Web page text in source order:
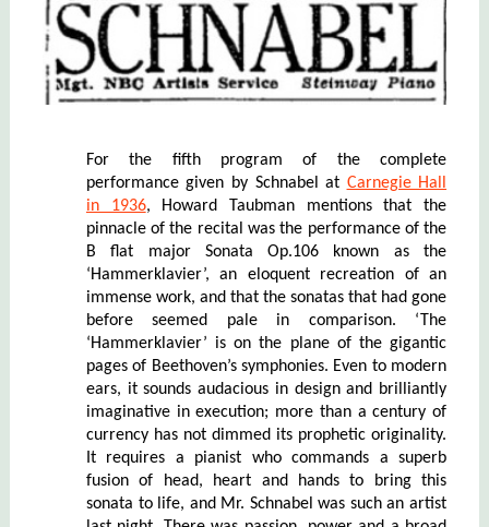
For the fifth program of the complete
performance given by Schnabel at Carnegie Hall
in 1936, Howard Taubman mentions that the
pinnacle of the recital was the performance of the
B flat major Sonata Op.106 known as the
‘Hammerklavier’, an eloquent recreation of an
immense work, and that the sonatas that had gone
before seemed pale in comparison. ‘The
‘Hammerklavier’ is on the plane of the gigantic
pages of Beethoven’s symphonies. Even to modern
ears, it sounds audacious in design and brilliantly
imaginative in execution; more than a century of
currency has not dimmed its prophetic originality.
It requires a pianist who commands a superb
fusion of head, heart and hands to bring this
sonata to life, and Mr. Schnabel was such an artist